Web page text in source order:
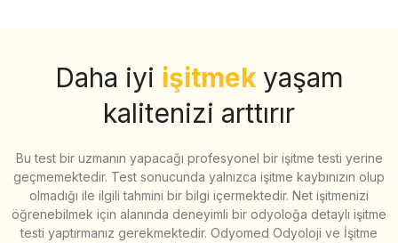
Daha iyi işitmek yaşam
kalitenizi arttırır
Bu test bir uzmanın yapacağı profesyonel bir işitme testi yerine
geçmemektedir. Test sonucunda yalnızca işitme kaybınızın olup
olmadığı ile ilgili tahmini bir bilgi içermektedir. Net işitmenizi
öğrenebilmek için alanında deneyimli bir odyoloğa detaylı işitme
testi yaptırmanız gerekmektedir. Odyomed Odyoloji ve İşitme